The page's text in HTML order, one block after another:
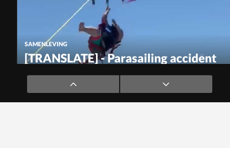
SAMENLEVING
[TRANSLATE] - Parasailing accident
almost ends in tragedy